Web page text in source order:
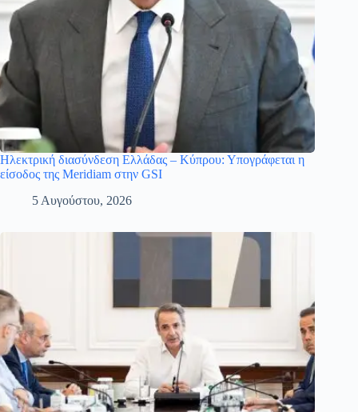
Ηλεκτρική διασύνδεση Ελλάδας – Κύπρου: Υπογράφεται η
είσοδος της Meridiam στην GSI
5 Αυγούστου, 2026